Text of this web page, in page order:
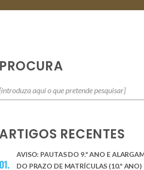
PROCURA
RECENTES
AVISO: PAUTAS DO 9.º ANO E
DO PRAZO DE MATRÍCULAS (10.º ANO)